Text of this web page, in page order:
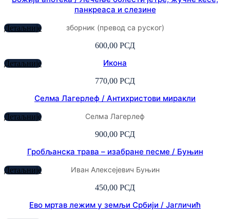
панкреаса и слезине
зборник (превод са руског)
600,00 РСД
Детаљније
Икона
770,00 РСД
Детаљније
Селма Лагерлеф / Антихристови миракли
Селма Лагерлеф
900,00 РСД
Детаљније
Гробљанска трава – изабране песме / Буњин
Иван Алексејевич Буњин
450,00 РСД
Детаљније
Ево мртав лежим у земљи Србији / Јагличић